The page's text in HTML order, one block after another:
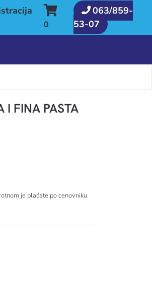
0
063/859-
53-07
I FINA PASTA
je plaćate po cenovniku